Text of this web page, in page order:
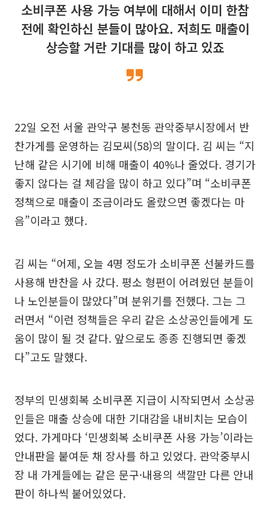
소비쿠폰 사용 가능 여부에 대해서 이미 한참
전에 확인하신 분들이 많아요. 저희도 매출이
상승할 거란 기대를 많이 하고 있죠
22일 오전 서울 관악구 봉천동 관악중부시장에서 반
찬가게를 운영하는 김모씨(58)의 말이다. 김 씨는 “지
난해 같은 시기에 비해 매출이 40%나 줄었다. 경기가
좋지 않다는 걸 체감을 많이 하고 있다”며 “소비쿠폰
정책으로 매출이 조금이라도 올랐으면 좋겠다는 마
음”이라고 했다.
김 씨는 “어제, 오늘 4명 정도가 소비쿠폰 선불카드를
사용해 반찬을 사 갔다. 평소 형편이 어려웠던 분들이
나 노인분들이 많았다”며 분위기를 전했다. 그는 그
러면서 “이런 정책들은 우리 같은 소상공인들에게 도
움이 많이 될 것 같다. 앞으로도 종종 진행되면 좋겠
다”고도 말했다.
정부의 민생회복 소비쿠폰 지급이 시작되면서 소상공
인들은 매출 상승에 대한 기대감을 내비치는 모습이
었다. 가게마다 ‘민생회복 소비쿠폰 사용 가능’이라는
안내판을 붙여둔 채 장사를 하고 있었다. 관악중부시
장 내 가게들에는 같은 문구·내용의 색깔만 다른 안내
판이 하나씩 붙어있었다.